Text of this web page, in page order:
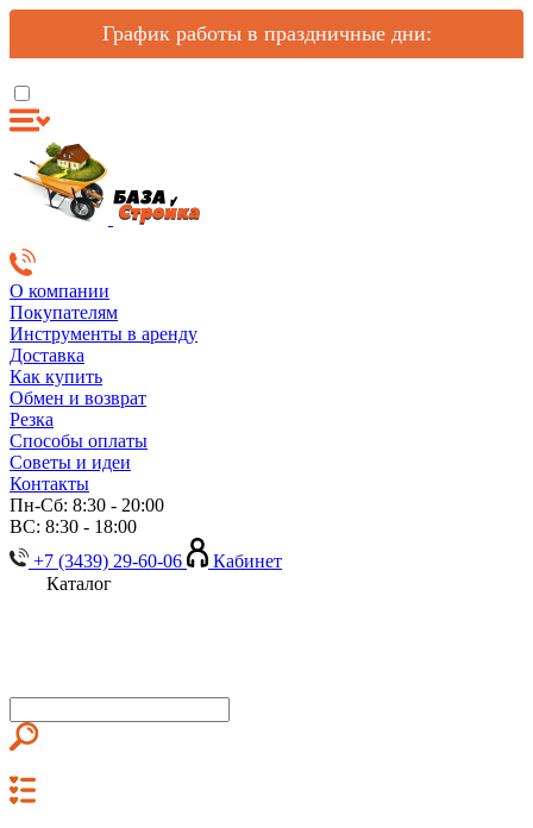
График работы в праздничные дни:
О компании
Покупателям
Инструменты в аренду
Доставка
Как купить
Обмен и возврат
Резка
Способы оплаты
Советы и идеи
Контакты
Пн-Сб: 8:30 - 20:00
ВС: 8:30 - 18:00
+7 (3439) 29-60-06
Кабинет
Каталог